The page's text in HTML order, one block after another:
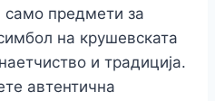
само предмети за
на крушевската
и традиција.
автентична